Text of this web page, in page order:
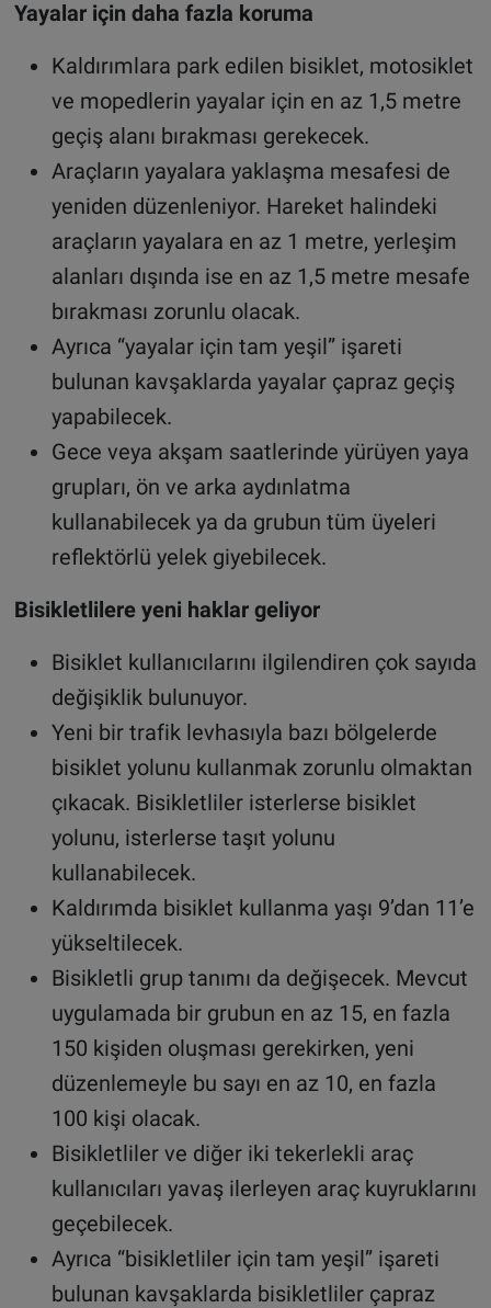
Yayalar için daha fazla koruma
Kaldırımlara park edilen bisiklet, motosiklet
ve mopedlerin yayalar için en az 1,5 metre
geçiş alanı bırakması gerekecek.
Araçların yayalara yaklaşma mesafesi de
yeniden düzenleniyor. Hareket halindeki
araçların yayalara en az 1 metre, yerleşim
alanları dışında ise en az 1,5 metre mesafe
bırakması zorunlu olacak.
Ayrıca “yayalar için tam yeşil” işareti
bulunan kavşaklarda yayalar çapraz geçiş
yapabilecek.
Gece veya akşam saatlerinde yürüyen yaya
grupları, ön ve arka aydınlatma
kullanabilecek ya da grubun tüm üyeleri
reflektörlü yelek giyebilecek.
Bisikletlilere yeni haklar geliyor
Bisiklet kullanıcılarını ilgilendiren çok sayıda
değişiklik bulunuyor.
Yeni bir trafik levhasıyla bazı bölgelerde
bisiklet yolunu kullanmak zorunlu olmaktan
çıkacak. Bisikletliler isterlerse bisiklet
yolunu, isterlerse taşıt yolunu
kullanabilecek.
Kaldırımda bisiklet kullanma yaşı 9’dan 11’e
yükseltilecek.
Bisikletli grup tanımı da değişecek. Mevcut
uygulamada bir grubun en az 15, en fazla
150 kişiden oluşması gerekirken, yeni
düzenlemeyle bu sayı en az 10, en fazla
100 kişi olacak.
Bisikletliler ve diğer iki tekerlekli araç
kullanıcıları yavaş ilerleyen araç kuyruklarını
geçebilecek.
Ayrıca “bisikletliler için tam yeşil” işareti
bulunan kavşaklarda bisikletliler çapraz